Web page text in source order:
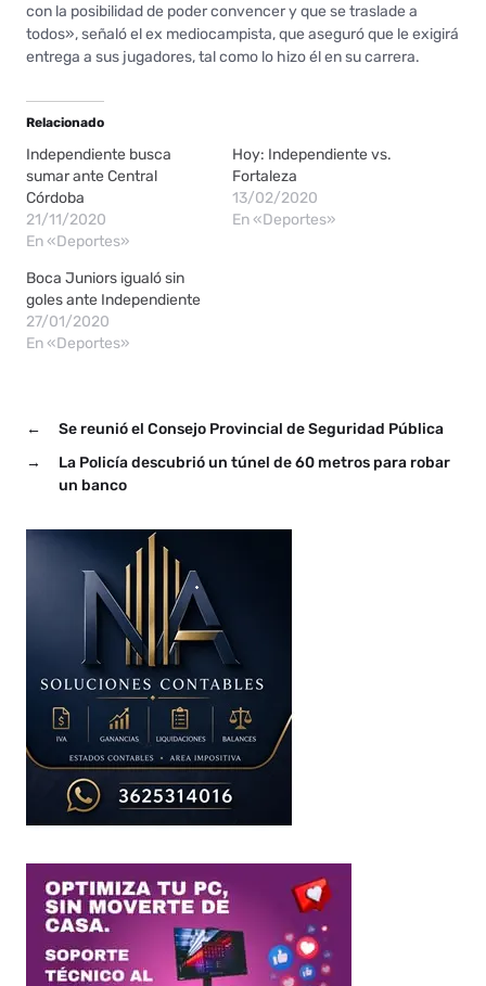
con la posibilidad de poder convencer y que se traslade a
todos», señaló el ex mediocampista, que aseguró que le exigirá
entrega a sus jugadores, tal como lo hizo él en su carrera.
Relacionado
Independiente busca
sumar ante Central
Córdoba
21/11/2020
En «Deportes»
Hoy: Independiente vs.
Fortaleza
13/02/2020
En «Deportes»
Boca Juniors igualó sin
goles ante Independiente
27/01/2020
En «Deportes»
←
Se reunió el Consejo Provincial de Seguridad Pública
→
La Policía descubrió un túnel de 60 metros para robar
un banco